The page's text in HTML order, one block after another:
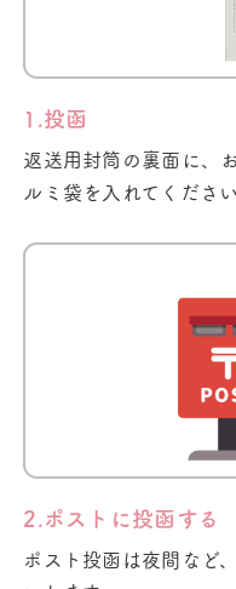
1.投函
返送用封筒の裏面に、
ルミ袋を入れてください
2.ポストに投函する
ポスト投函は夜間など